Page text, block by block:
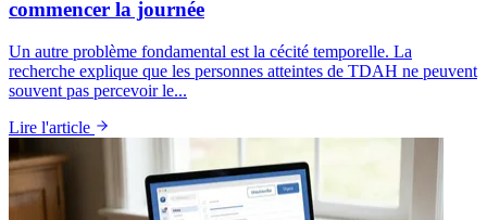
commencer la journée
Un autre problème fondamental est la cécité temporelle. La
recherche explique que les personnes atteintes de TDAH ne peuvent
souvent pas percevoir le...
Lire l'article